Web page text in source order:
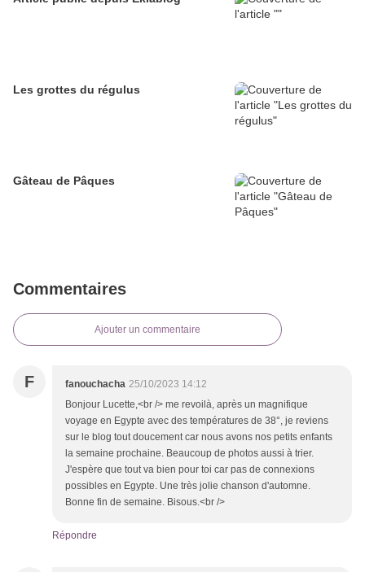
Les grottes du régulus
Gâteau de Pâques
Commentaires
Ajouter un commentaire
F fanouchacha 25/10/2023 14:12
Bonjour Lucette,<br /> me revoilà, après un magnifique
voyage en Egypte avec des températures de 38°, je reviens
sur le blog tout doucement car nous avons nos petits enfants
la semaine prochaine. Beaucoup de photos aussi à trier.
J'espère que tout va bien pour toi car pas de connexions
possibles en Egypte. Une très jolie chanson d'automne.
Bonne fin de semaine. Bisous.<br />
Répondre